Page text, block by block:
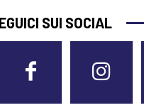
SUI SOCIAL